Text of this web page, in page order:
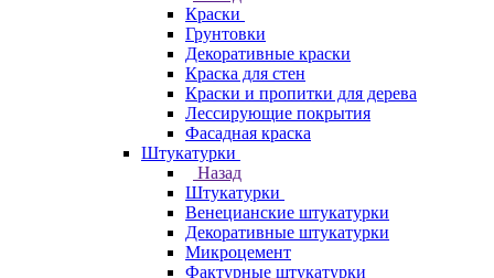
Краски
Грунтовки
Декоративные краски
Краска для стен
Краски и пропитки для дерева
Лессирующие покрытия
Фасадная краска
Штукатурки
Назад
Штукатурки
Венецианские штукатурки
Декоративные штукатурки
Микроцемент
Фактурные штукатурки